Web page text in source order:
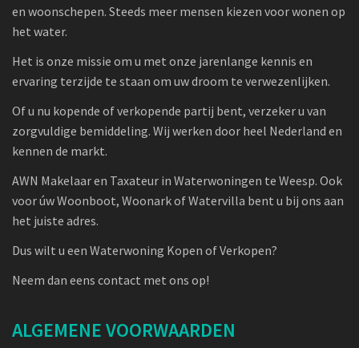
en woonschepen. Steeds meer mensen kiezen voor wonen op
het water.
Het is onze missie om u met onze jarenlange kennis en
ervaring terzijde te staan om uw droom te verwezenlijken.
Of u nu kopende of verkopende partij bent, verzeker u van
zorgvuldige bemiddeling. Wij werken door heel Nederland en
kennen de markt.
AWN Makelaar en Taxateur in Waterwoningen te Weesp. Ook
voor úw Woonboot, Woonark of Watervilla bent u bij ons aan
het juiste adres.
Dus wilt u een Waterwoning Kopen of Verkopen?
Neem dan eens contact met ons op!
ALGEMENE VOORWAARDEN